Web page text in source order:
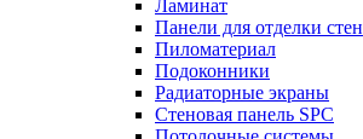
Ламинат
Панели для отделки стен
Пиломатериал
Подоконники
Радиаторные экраны
Стеновая панель SPC